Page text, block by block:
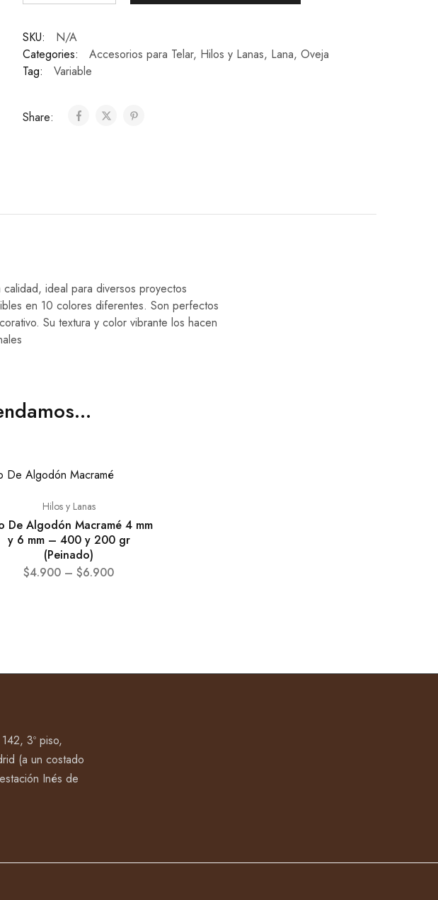
SKU:
N/A
Categories:
Accesorios para Telar, Hilos y Lanas, Lana, Oveja
Tag:
Variable
Share:
ideal para diversos proyectos
en 10 colores diferentes. Son perfectos
Su textura y color vibrante los hacen
Hilos y Lanas
De Algodón Macramé 4 mm
y 6 mm – 400 y 200 gr
(Peinado)
$4.900 – $6.900
3º piso,
(a un costado
Inés de